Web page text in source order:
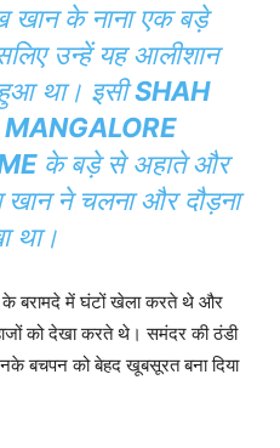
खान के नाना एक बड़े
उन्हें यह आलीशान
हुआ था। इसीSHAH
के बड़े से अहाते और
ने चलना और दौड़ना
था।
बरामदे में घंटों खेला करते थे और
को देखा करते थे। समंदर की ठंडी
बचपन को बेहद खूबसूरत बना दिया